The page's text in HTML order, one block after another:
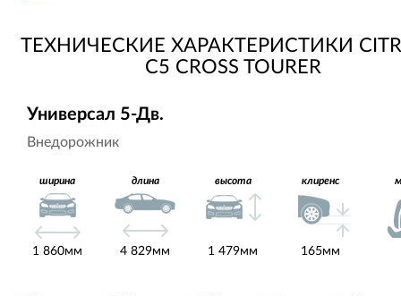
ТЕХНИЧЕСКИЕ ХАРАКТЕРИСТИКИ
C5 CROSS TOURER
Универсал 5-Дв.
Внедорожник
ширина
1 860мм
длина
4 829мм
высота
1 479мм
клиренс
165мм